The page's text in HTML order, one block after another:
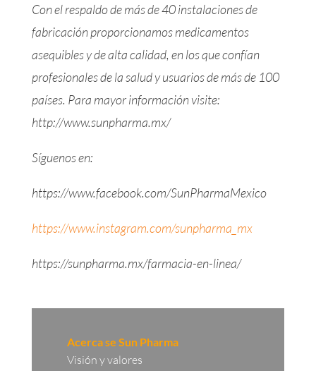
Con el respaldo de más de 40 instalaciones de
fabricación proporcionamos medicamentos
asequibles y de alta calidad, en los que confían
profesionales de la salud y usuarios de más de 100
países. Para mayor información visite:
http://www.sunpharma.mx/
Síguenos en:
https://www.facebook.com/SunPharmaMexico
https://www.instagram.com/sunpharma_mx
https://sunpharma.mx/farmacia-en-linea/
Acerca se Sun Pharma
Visión y valores